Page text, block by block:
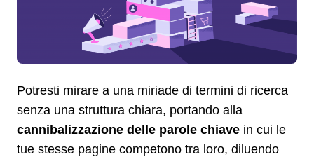
Potresti mirare a una miriade di termini di ricerca
senza una struttura chiara, portando alla
cannibalizzazione delle parole chiave in cui le
tue stesse pagine competono tra loro, diluendo